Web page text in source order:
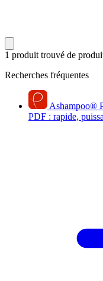
1 produit trouvé de
Recherches fréquentes
Ashampoo®
PDF : rapide,